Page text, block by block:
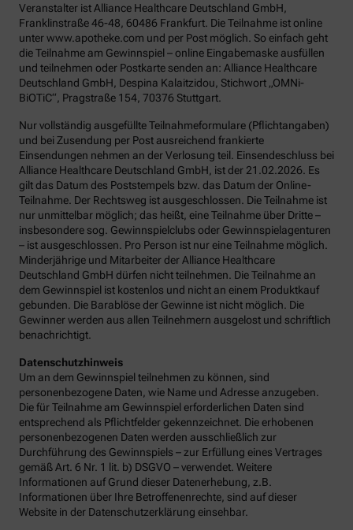
Veranstalter ist Alliance Healthcare Deutschland GmbH,
Franklinstraße 46-48, 60486 Frankfurt. Die Teilnahme ist online
unter www.apotheke.com und per Post möglich. So einfach geht
die Teilnahme am Gewinnspiel – online Eingabemaske ausfüllen
und teilnehmen oder Postkarte senden an: Alliance Healthcare
Deutschland GmbH, Despina Kalaitzidou, Stichwort „OMNi-
BiOTiC“, Pragstraße 154, 70376 Stuttgart.
Nur vollständig ausgefüllte Teilnahmeformulare (Pflichtangaben)
und bei Zusendung per Post ausreichend frankierte
Einsendungen nehmen an der Verlosung teil. Einsendeschluss bei
Alliance Healthcare Deutschland GmbH, ist der 21.02.2026. Es
gilt das Datum des Poststempels bzw. das Datum der Online-
Teilnahme. Der Rechtsweg ist ausgeschlossen. Die Teilnahme ist
nur unmittelbar möglich; das heißt, eine Teilnahme über Dritte –
insbesondere sog. Gewinnspielclubs oder Gewinnspielagenturen
– ist ausgeschlossen. Pro Person ist nur eine Teilnahme möglich.
Minderjährige und Mitarbeiter der Alliance Healthcare
Deutschland GmbH dürfen nicht teilnehmen. Die Teilnahme an
dem Gewinnspiel ist kostenlos und nicht an einem Produktkauf
gebunden. Die Barablöse der Gewinne ist nicht möglich. Die
Gewinner werden aus allen Teilnehmern ausgelost und schriftlich
benachrichtigt.
Datenschutzhinweis
Um an dem Gewinnspiel teilnehmen zu können, sind
personenbezogene Daten, wie Name und Adresse anzugeben.
Die für Teilnahme am Gewinnspiel erforderlichen Daten sind
entsprechend als Pflichtfelder gekennzeichnet. Die erhobenen
personenbezogenen Daten werden ausschließlich zur
Durchführung des Gewinnspiels – zur Erfüllung eines Vertrages
gemäß Art. 6 Nr. 1 lit. b) DSGVO – verwendet. Weitere
Informationen auf Grund dieser Datenerhebung, z.B.
Informationen über Ihre Betroffenenrechte, sind auf dieser
Website in der Datenschutzerklärung einsehbar.